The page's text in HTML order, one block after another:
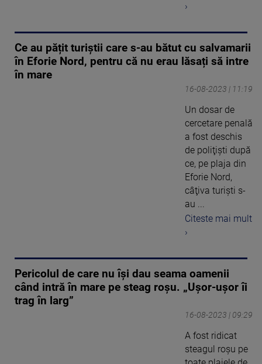
›
Ce au pățit turiștii care s-au bătut cu salvamarii
în Eforie Nord, pentru că nu erau lăsați să intre
în mare
16-08-2023 | 11:19
Un dosar de
cercetare penală
a fost deschis
de poliţişti după
ce, pe plaja din
Eforie Nord,
câţiva turişti s-
au ...
Citeste mai mult
›
Pericolul de care nu își dau seama oamenii
când intră în mare pe steag roșu. „Ușor-ușor îi
trag în larg”
16-08-2023 | 09:29
A fost ridicat
steagul roșu pe